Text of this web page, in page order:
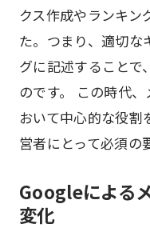
クス作成やランキン
た。つまり、適切な
グに記述することで
のです。 この時代
おいて中心的な役
営者にとって必須の
Googleによる
変化